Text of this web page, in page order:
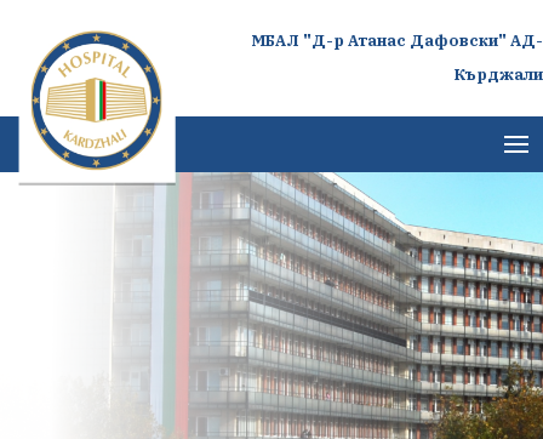
МБАЛ "Д-р Атанас Дафовски" АД-
Кърджали